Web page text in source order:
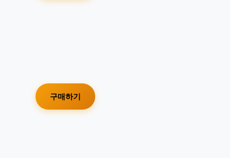
구매하기